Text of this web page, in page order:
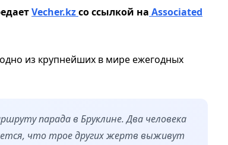
Vecher.kzсо ссылкой на Associated
из крупнейших в мире ежегодных
парада в Бруклине. Два человека
что трое других жертв выживут